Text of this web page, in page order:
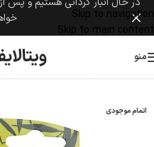
Skip to navigation
Skip to main content
منو
مراقبت
اتمام موجودی